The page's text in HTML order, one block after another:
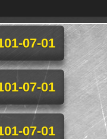
07-01
07-01
07-01